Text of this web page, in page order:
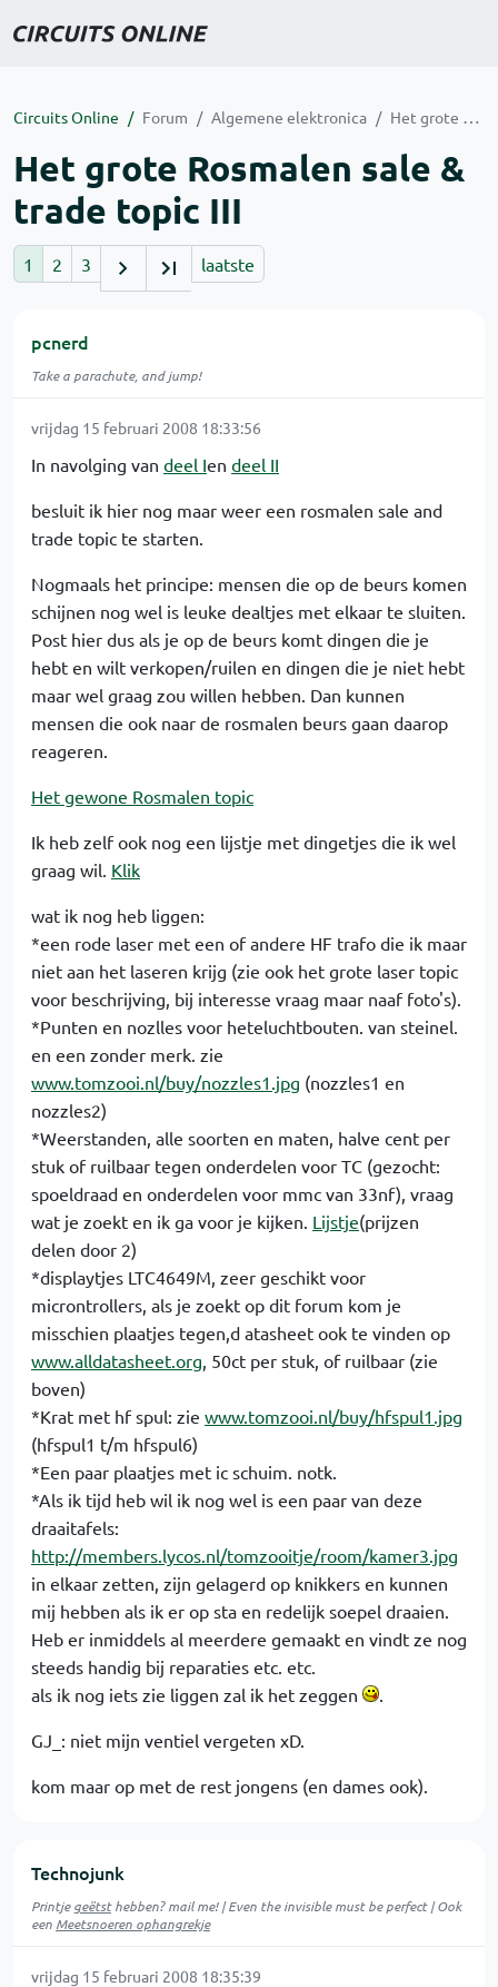
Circuits Online Forum Algemene elektronica Het grote Rosmalen sale & trade topic III
Het grote Rosmalen sale &
trade topic III
1 2 3 laatste
pcnerd
Take a parachute, and jump!
vrijdag 15 februari 2008 18:33:56
In navolging van deel Ien deel II
besluit ik hier nog maar weer een rosmalen sale and
trade topic te starten.
Nogmaals het principe: mensen die op de beurs komen
schijnen nog wel is leuke dealtjes met elkaar te sluiten.
Post hier dus als je op de beurs komt dingen die je
hebt en wilt verkopen/ruilen en dingen die je niet hebt
maar wel graag zou willen hebben. Dan kunnen
mensen die ook naar de rosmalen beurs gaan daarop
reageren.
Het gewone Rosmalen topic
Ik heb zelf ook nog een lijstje met dingetjes die ik wel
graag wil. Klik
wat ik nog heb liggen:
*een rode laser met een of andere HF trafo die ik maar
niet aan het laseren krijg (zie ook het grote laser topic
voor beschrijving, bij interesse vraag maar naaf foto's).
*Punten en nozlles voor heteluchtbouten. van steinel.
en een zonder merk. zie
www.tomzooi.nl/buy/nozzles1.jpg (nozzles1 en
nozzles2)
*Weerstanden, alle soorten en maten, halve cent per
stuk of ruilbaar tegen onderdelen voor TC (gezocht:
spoeldraad en onderdelen voor mmc van 33nf), vraag
wat je zoekt en ik ga voor je kijken. Lijstje(prijzen
delen door 2)
*displaytjes LTC4649M, zeer geschikt voor
microntrollers, als je zoekt op dit forum kom je
misschien plaatjes tegen,d atasheet ook te vinden op
www.alldatasheet.org, 50ct per stuk, of ruilbaar (zie
boven)
*Krat met hf spul: zie www.tomzooi.nl/buy/hfspul1.jpg
(hfspul1 t/m hfspul6)
*Een paar plaatjes met ic schuim. notk.
*Als ik tijd heb wil ik nog wel is een paar van deze
draaitafels:
http://members.lycos.nl/tomzooitje/room/kamer3.jpg
in elkaar zetten, zijn gelagerd op knikkers en kunnen
mij hebben als ik er op sta en redelijk soepel draaien.
Heb er inmiddels al meerdere gemaakt en vindt ze nog
steeds handig bij reparaties etc. etc.
als ik nog iets zie liggen zal ik het zeggen
.
GJ_: niet mijn ventiel vergeten xD.
kom maar op met de rest jongens (en dames ook).
Technojunk
Printjegeëtsthebben? mail me! | Even the invisible must be perfect | Ook
een Meetsnoeren ophangrekje
vrijdag 15 februari 2008 18:35:39